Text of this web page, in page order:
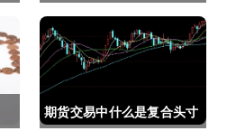
么了)
期货交易中什么是复合头寸